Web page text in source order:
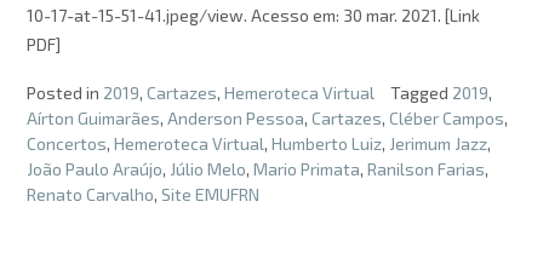
10-17-at-15-51-41.jpeg/view. Acesso em: 30 mar. 2021. [Link
PDF]
Posted in 2019, Cartazes, Hemeroteca Virtual Tagged 2019,
Aírton Guimarães, Anderson Pessoa, Cartazes, Cléber Campos,
Concertos, Hemeroteca Virtual, Humberto Luiz, Jerimum Jazz,
João Paulo Araújo, Júlio Melo, Mario Primata, Ranilson Farias,
Renato Carvalho, Site EMUFRN